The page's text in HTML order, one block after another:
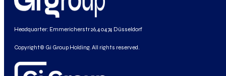
Headquarter: Emmericherstr 26, 40474 Düsseldorf
Copyright© Gi Group Holding. All rights reserved.